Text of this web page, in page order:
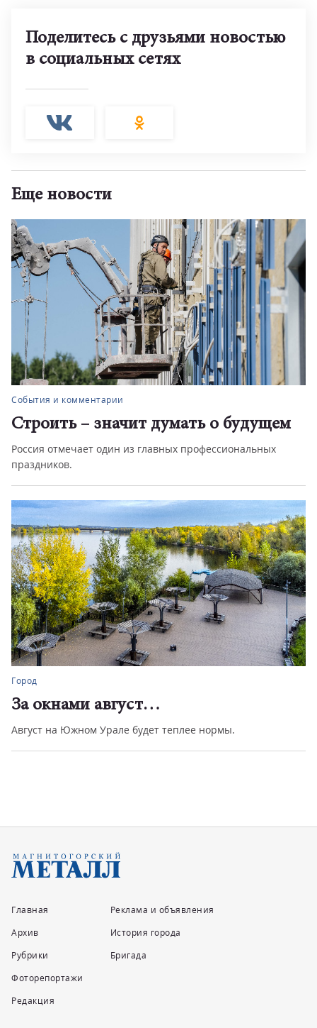
Поделитесь с друзьями новостью
в социальных сетях
Еще новости
События и комментарии
Строить – значит думать о будущем
Россия отмечает один из главных профессиональных
праздников.
Город
За окнами август…
Август на Южном Урале будет теплее нормы.
Главная
Архив
Рубрики
Фоторепортажи
Редакция
Реклама и объявления
История города
Бригада